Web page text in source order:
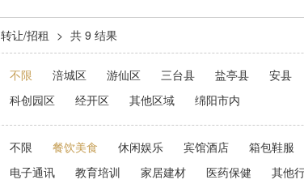
转让/招租 > 共 9 结果
不限 涪城区 游仙区 三台县 盐亭县 安县
科创园区
经开区 其他区域 绵阳市内
不限 餐饮美食 休闲娱乐 宾馆酒店 箱包鞋服
电子通讯
教育培训 家居建材 医药保健 其他